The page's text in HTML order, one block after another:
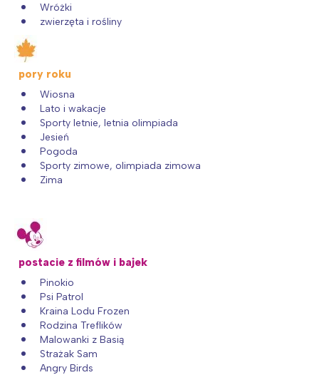
Wróżki
zwierzęta i rośliny
pory roku
Wiosna
Lato i wakacje
Sporty letnie, letnia olimpiada
Jesień
Pogoda
Sporty zimowe, olimpiada zimowa
Zima
postacie z filmów i bajek
Pinokio
Psi Patrol
Kraina Lodu Frozen
Rodzina Treflików
Malowanki z Basią
Strażak Sam
Angry Birds